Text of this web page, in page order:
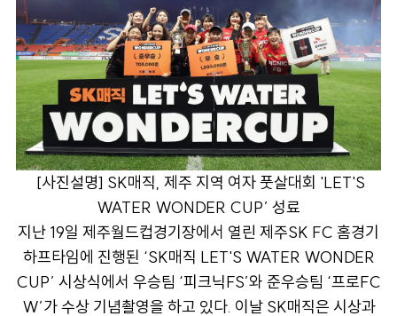
[사진설명] SK매직, 제주 지역 여자 풋살대회 'LET'S
WATER WONDER CUP’ 성료
지난 19일 제주월드컵경기장에서 열린 제주SK FC 홈경기
하프타임에 진행된 ‘SK매직 LET'S WATER WONDER
CUP’ 시상식에서 우승팀 ‘피크닉FS’와 준우승팀 ‘프로FC
W’가 수상 기념촬영을 하고 있다. 이날 SK매직은 시상과